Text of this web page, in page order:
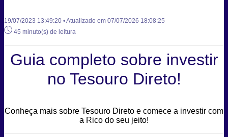
19/07/2023 13:49:20 • Atualizado em 07/07/2026 18:08:25
45 minuto(s) de leitura
Guia completo sobre investir
no Tesouro Direto!
Conheça mais sobre Tesouro Direto e comece a investir com
a Rico do seu jeito!